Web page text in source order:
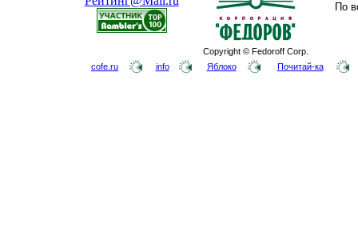
Copyright © Fedoroff Corp.
По
cofe.ru info Яблоко Почитай-ка